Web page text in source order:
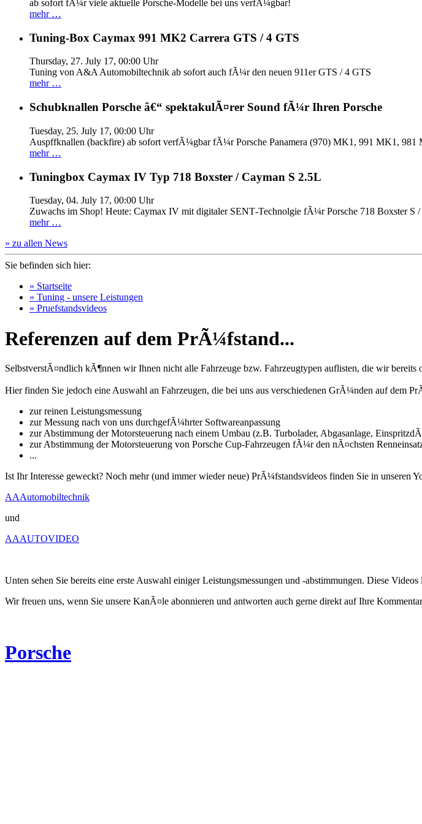
ab sofort fÃ¼r viele aktuelle Porsche-Modelle bei uns verfÃ¼gbar!
mehr …
Tuning-Box Caymax 991 MK2 Carrera GTS / 4 GTS
Thursday, 27. July 17, 00:00 Uhr
Tuning von A&A Automobiltechnik ab sofort auch fÃ¼r den neuen 911er GTS / 4 GTS
mehr …
Schubknallen Porsche â€“ spektakulÃ¤rer Sound fÃ¼r Ihren Porsche
Tuesday, 25. July 17, 00:00 Uhr
Auspffknallen (backfire) ab sofort verfÃ¼gbar fÃ¼r Porsche Panamera (970) MK1, 991 MK1,
mehr …
Tuningbox Caymax IV Typ 718 Boxster / Cayman S 2.5L
Tuesday, 04. July 17, 00:00 Uhr
Zuwachs im Shop! Heute: Caymax IV mit digitaler SENT‐Technolgie fÃ¼r Porsche 718 Boxster S
mehr …
» zu allen News
Sie befinden sich hier:
» Startseite
» Tuning - unsere Leistungen
» Pruefstandsvideos
Referenzen auf dem PrÃ¼fstand...
SelbstverstÃ¤ndlich kÃ¶nnen wir Ihnen nicht alle Fahrzeuge bzw. Fahrzeugtypen auflisten, die wir bereits
Hier finden Sie jedoch eine Auswahl an Fahrzeugen, die bei uns aus verschiedenen GrÃ¼nden auf dem
zur reinen Leistungsmessung
zur Messung nach von uns durchgefÃ¼hrter Softwareanpassung
zur Abstimmung der Motorsteuerung nach einem Umbau (z.B. Turbolader, Abgasanlage,
zur Abstimmung der Motorsteuerung von Porsche Cup-Fahrzeugen fÃ¼r den nÃ¤chsten
...
Ist Ihr Interesse geweckt? Noch mehr (und immer wieder neue) PrÃ¼fstandsvideos finden Sie in unseren
AAAutomobiltechnik
und
AAAUTOVIDEO
Unten sehen Sie bereits eine erste Auswahl einiger Leistungsmessungen und -abstimmungen. Diese
Wir freuen uns, wenn Sie unsere KanÃ¤le abonnieren und antworten auch gerne direkt auf Ihre
Porsche